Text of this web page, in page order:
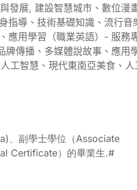
發展, 建設智慧城市、數位漫
指導、技術基礎知識、流行音
應用學習（職業英語）- 服務
牌傳播、多媒體說故事、應用
工智慧、現代東南亞美食、人
、副學士學位（Associate
Certificate）的畢業生.#